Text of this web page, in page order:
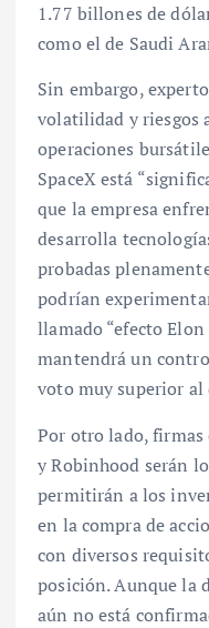
1.77 billones de
como el de Saudi
Sin embargo,
volatilidad y riesgos
operaciones
SpaceX está
que la empresa
desarrolla
probadas
podrían
llamado “efecto
mantendrá un
voto muy superior al
Por otro lado, firmas
y Robinhood serán
permitirán a los
en la compra de
con diversos
posición. Aunque la
aún no está